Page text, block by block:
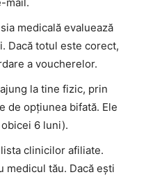
medicală evaluează
Dacă totul este corect,
a voucherelor.
la tine fizic, prin
de opțiunea bifată. Ele
6 luni).
clinicilor afiliate.
medicul tău. Dacă ești